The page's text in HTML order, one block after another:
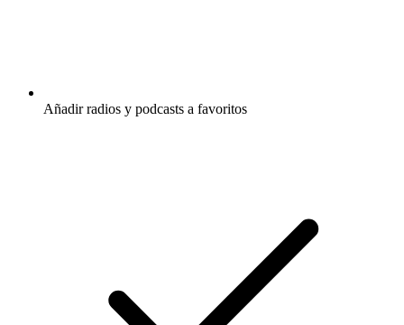
Añadir radios y podcasts a favoritos